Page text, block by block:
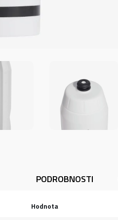
PODROBNOSTI
Hodnota